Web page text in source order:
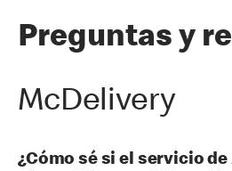
Preguntas y
McDelivery
¿Cómo sé si el servicio